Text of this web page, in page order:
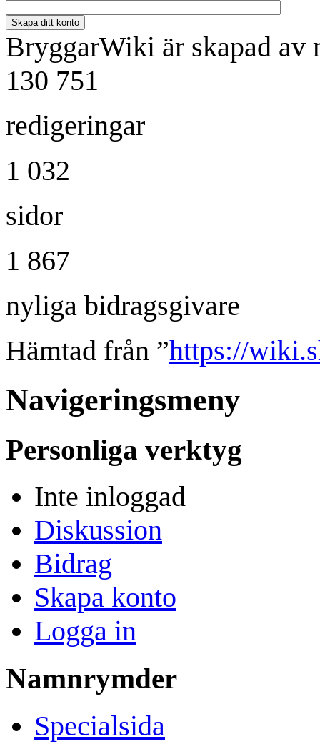
Skapa ditt konto
BryggarWiki är skapad av
130 751
redigeringar
1 032
sidor
1 867
nyliga bidragsgivare
Hämtad från ”https://
Navigeringsmeny
Personliga verktyg
Inte inloggad
Diskussion
Bidrag
Skapa konto
Logga in
Namnrymder
Specialsida